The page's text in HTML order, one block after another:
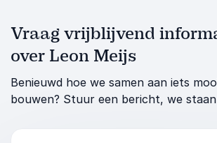
Vraag vrijblijvend
over Leon Meijs
Benieuwd hoe we samen aan iets
bouwen? Stuur een bericht, we